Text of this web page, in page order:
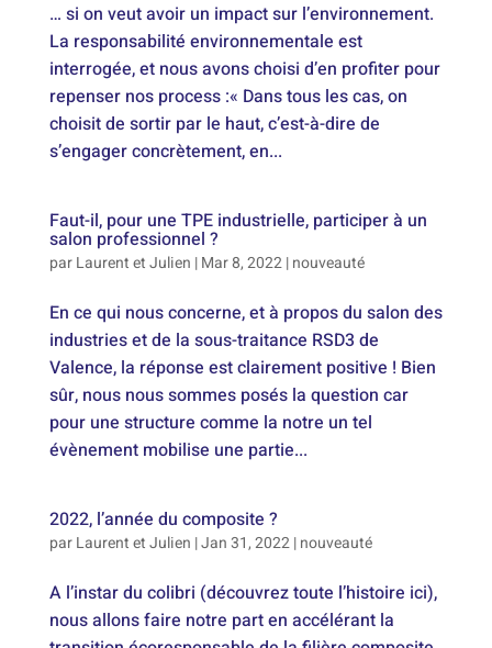
… si on veut avoir un impact sur l’environnement.
La responsabilité environnementale est
interrogée, et nous avons choisi d’en profiter pour
repenser nos process :« Dans tous les cas, on
choisit de sortir par le haut, c’est-à-dire de
s’engager concrètement, en...
Faut-il, pour une TPE industrielle, participer à un
salon professionnel ?
parLaurent et Julien |Mar 8, 2022|nouveauté
En ce qui nous concerne, et à propos du salon des
industries et de la sous-traitance RSD3 de
Valence, la réponse est clairement positive ! Bien
sûr, nous nous sommes posés la question car
pour une structure comme la notre un tel
évènement mobilise une partie...
2022, l’année du composite ?
parLaurent et Julien |Jan 31, 2022|nouveauté
A l’instar du colibri (découvrez toute l’histoire ici),
nous allons faire notre part en accélérant la